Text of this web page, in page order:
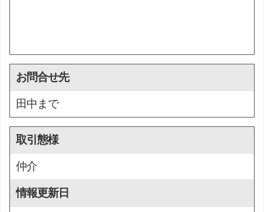
お問合せ先
田中まで
取引態様
仲介
情報更新日